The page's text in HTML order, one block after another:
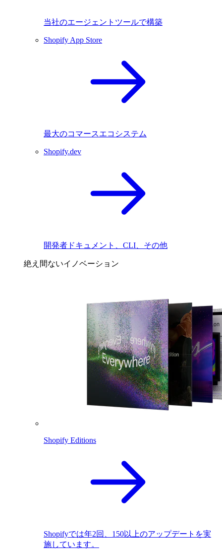
当社のエージェントツールで構築
Shopify App Store
最大のコマースエコシステム
Shopify.dev
開発者ドキュメント、CLI、その他
絶え間ないイノベーション
Shopify Editions
Shopifyでは年2回、150以上のアップデートを実
施しています。